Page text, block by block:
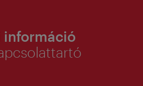
információ